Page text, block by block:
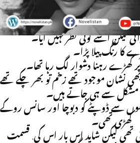
کا لہجہ کپکپایا اور اس نے مدد کے لیے
لیکن اسے کوئی نظر نہیں آیا۔
کا رنگ پیلا پڑا۔
کھڑے رہنا دشوار لگ رہا تھا۔
نشان موجود تھے زخم تو بھر چکے تھے
مشکل سے ہی جاتے ہیں۔
سے ڈوپٹے کو دبوچا اور سانس روکے
کھڑی تھی۔
تھی لیکن شاید اس بار اس کی. قسمت